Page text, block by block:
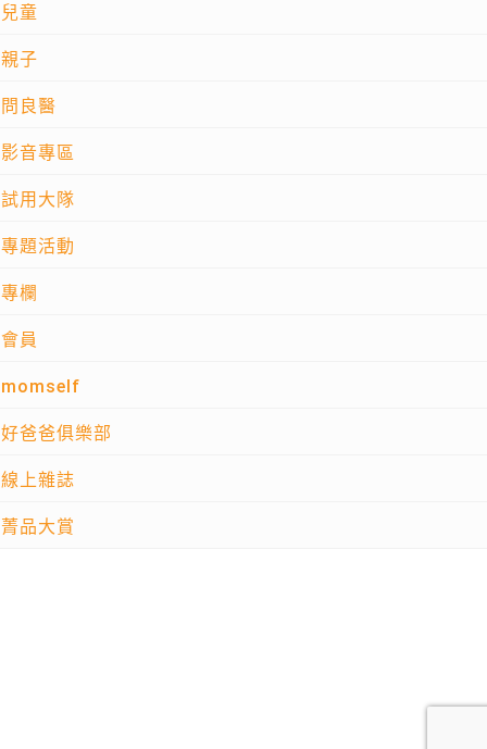
兒童
親子
問良醫
影音專區
試用大隊
專題活動
專欄
會員
momself
好爸爸俱樂部
線上雜誌
菁品大賞